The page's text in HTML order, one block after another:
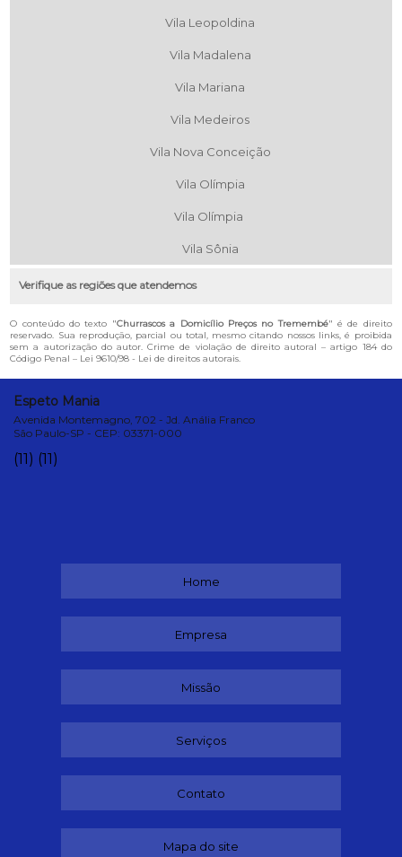
Vila Leopoldina
Vila Madalena
Vila Mariana
Vila Medeiros
Vila Nova Conceição
Vila Olímpia
Vila Olímpia
Vila Sônia
Verifique as regiões que atendemos
O conteúdo do texto "Churrascos a Domicílio Preços no Tremembé" é de direito
reservado. Sua reprodução, parcial ou total, mesmo citando nossos links, é proibida
sem a autorização do autor. Crime de violação de direito autoral – artigo 184 do
Código Penal – Lei 9610/98 - Lei de direitos autorais.
Espeto Mania
Avenida Montemagno, 702 - Jd. Anália Franco
São Paulo-SP - CEP: 03371-000
(11) (11)
Home
Empresa
Missão
Serviços
Contato
Mapa do site